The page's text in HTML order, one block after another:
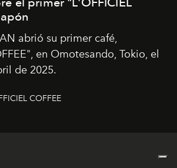
abrió su primer café,
en Omotesando, Tokio, el
de 2025.
COFFEE